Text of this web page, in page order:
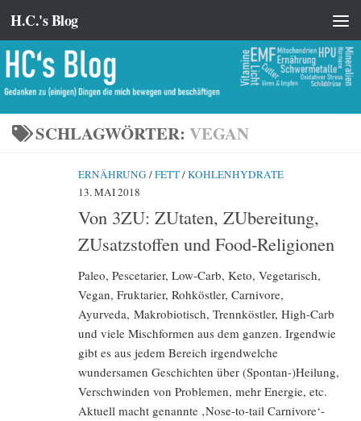
Zum Inhalt springen
H.C.'s Blog
SCHLAGWÖRTER: VEGAN
ERNÄHRUNG /FETT/KOHLENHYDRATE
13. MAI 2018
Von 3ZU: ZUtaten, ZUbereitung,
ZUsatzstoffen und Food-Religionen
Paleo, Pescetarier, Low-Carb, Keto, Vegetarisch,
Vegan, Fruktarier, Rohköstler, Carnivore,
Ayurveda, Makrobiotisch, Trennköstler, High-Carb
und viele Mischformen aus dem ganzen. Irgendwie
gibt es aus jedem Bereich irgendwelche
wundersamen Geschichten über (Spontan-)Heilung,
Verschwinden von Problemen, mehr Energie, etc.
Aktuell macht genannte ‚Nose-to-tail Carnivore‘-